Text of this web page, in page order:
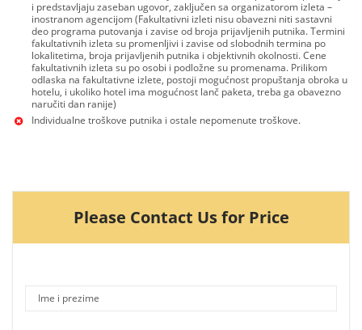
i predstavljaju zaseban ugovor, zaključen sa organizatorom izleta –
inostranom agencijom (Fakultativni izleti nisu obavezni niti sastavni
deo programa putovanja i zavise od broja prijavljenih putnika. Termini
fakultativnih izleta su promenljivi i zavise od slobodnih termina po
lokalitetima, broja prijavljenih putnika i objektivnih okolnosti. Cene
fakultativnih izleta su po osobi i podložne su promenama. Prilikom
odlaska na fakultativne izlete, postoji mogućnost propuštanja obroka u
hotelu, i ukoliko hotel ima mogućnost lanč paketa, treba ga obavezno
naručiti dan ranije)
Individualne troškove putnika i ostale nepomenute troškove.
Please Contact Us for Price